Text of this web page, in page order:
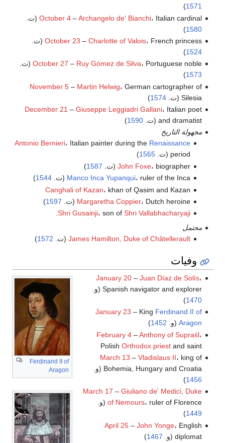
1571
)
October 4–Archangelo de' Bianchi، Italian cardinal (ت.
1580
)
October 23 – Charlotte of Valois، French princess (ت.
1524
)
October 27 – Ruy Gómez de Silva، Portuguese noble (ت.
1573
)
November 5– Martin Helwig، German cartographer of
Silesia (ت.
1574
)
December 21 – Giuseppe Leggiadri Gallani، Italian poet
and dramatist (ت.
1590
)
مجهولة التاريخ
Antonio Bernieri، Italian painter during the Renaissance
period (ت.
1565
)
John Foxe، biographer (ت. 1587
)
Manco Inca Yupanqui، ruler of the Inca (ت. 1544
)
Canghali of Kazan، khan of Qasim and Kazan
Margaretha Coppier، Dutch heroine (ت. 1597
)
Shri Gusainji، son ofShri Vallabhacharyaji
.
محتمل
James Hamilton, Duke of Châtellerault(ت. 1572
)
وفيات
Ferdinand II of
Aragon
January 20– Juan Díaz de Solís،
Spanish navigator and explorer (و.
1470
)
January 23 – King Ferdinand II of
Aragon (و. 1452
)
February 4–Anthony of Supraśl،
Polish Orthodox priestand saint
March 13 – Vladislaus II، king of
Bohemia, Hungary and Croatia (و.
1456
)
March 17 – Giuliano de' Medici, Duke
of Nemours، ruler of Florence (و.
1449
)
April 25– John Yonge، English
diplomat (و.
1467
)